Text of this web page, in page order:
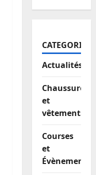
CATEGORIES
Actualités
Chaussures
et
vêtements
Courses
et
Évènements